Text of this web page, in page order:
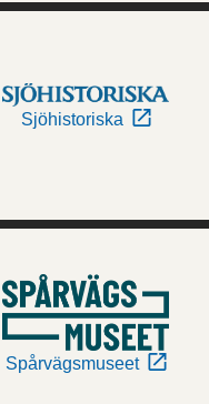
Sjöhistoriska
Spårvägsmuseet